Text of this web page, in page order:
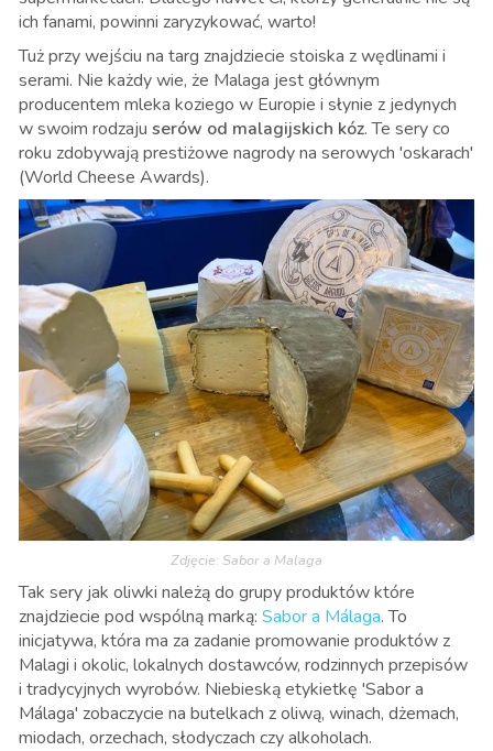
ich fanami, powinni zaryzykować, warto!
Tuż przy wejściu na targ znajdziecie stoiska z wędlinami i
serami. Nie każdy wie, że Malaga jest głównym
producentem mleka koziego w Europie i słynie z jedynych
w swoim rodzaju serów od malagijskich kóz. Te sery co
roku zdobywają prestiżowe nagrody na serowych 'oskarach'
(World Cheese Awards).
Zdjęcie: Sabor a Malaga
Tak sery jak oliwki należą do grupy produktów które
znajdziecie pod wspólną marką: Sabor a Málaga. To
inicjatywa, która ma za zadanie promowanie produktów z
Malagi i okolic, lokalnych dostawców, rodzinnych przepisów
i tradycyjnych wyrobów. Niebieską etykietkę 'Sabor a
Málaga' zobaczycie na butelkach z oliwą, winach, dżemach,
miodach, orzechach, słodyczach czy alkoholach.